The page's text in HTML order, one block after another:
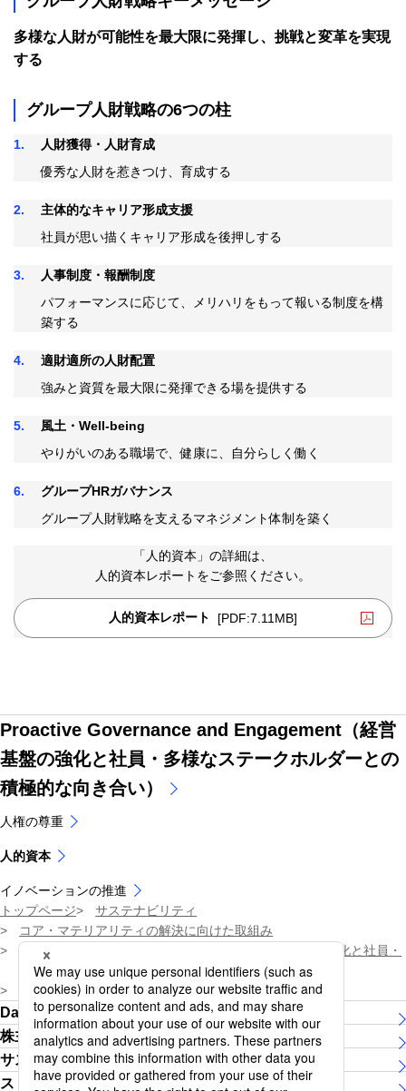
多様な人財が可能性を最大限に発揮し、挑戦と変革を実現
する
グループ人財戦略の6つの柱
1
人財獲得・人財育成
優秀な人財を惹きつけ、育成する
2
主体的なキャリア形成支援
社員が思い描くキャリア形成を後押しする
3
人事制度・報酬制度
パフォーマンスに応じて、メリハリをもって報いる制度を構
築する
4
適財適所の人財配置
強みと資質を最大限に発揮できる場を提供する
5
風土・Well-being
やりがいのある職場で、健康に、自分らしく働く
6
グループHRガバナンス
グループ人財戦略を支えるマネジメント体制を築く
「人的資本」の詳細は、
人的資本レポートをご参照ください。
人的資本レポート [PDF:7.11MB]
PDFファイルが新規ウィンドウで
Proactive Governance and Engagement（経営
基盤の強化と社員・多様なステークホルダーとの
積極的な向き合い）
人権の尊重
人的資本
イノベーションの推進
トップページ
サステナビリティ
コア・マテリアリティの解決に向けた取組み
Proactive Governance and Engagement（経営基盤の強化と社員・
多様なステークホルダーとの積極的な向き合い）
人的資本
Daiichi Lifeグループについて
株主・投資家の皆さま
サステナビリティ
ストーリー